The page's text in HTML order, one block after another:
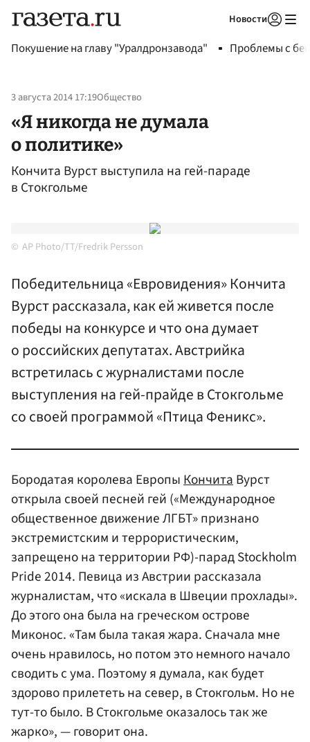
Новости
Покушение на главу "Уралдронзавода" Проблемы с
3 августа 2014 17:19Общество
«Я никогда не думала
о политике»
Кончита Вурст выступила на гей-параде
в Стокгольме
AP Photo/TT/Fredrik Persson
Победительница «Евровидения» Кончита
Вурст рассказала, как ей живется после
победы на конкурсе и что она думает
о российских депутатах. Австрийка
встретилась с журналистами после
выступления на гей-прайде в Стокгольме
со своей программой «Птица Феникс».
Бородатая королева ЕвропыКончитаВурст
открыла своей песней гей («Международное
общественное движение ЛГБТ» признано
экстремистским и террористическим,
запрещено на территории РФ)-парад Stockholm
Pride 2014. Певица из Австрии рассказала
журналистам, что «искала в Швеции прохлады».
До этого она была на греческом острове
Миконос. «Там была такая жара. Сначала мне
очень нравилось, но потом это немного начало
сводить с ума. Поэтому я думала, как будет
здорово прилететь на север, в Стокгольм. Но не
тут-то было. В Стокгольме оказалось так же
жарко», — говорит она.